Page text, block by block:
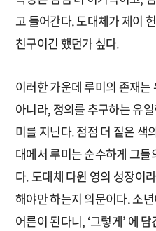
고 들어간다. 도대체가 제이
친구이긴 했던가 싶다.
이러한 가운데 루미의 존재
아니라, 정의를 추구하는 유
미를 지닌다. 점점 더 짙은 색
대에서 루미는 순수하게 그
다. 도대체 다윈 영의 성장이
해야만 하는지 의문이다. 소
어른이 된다니, ‘그렇게’ 에